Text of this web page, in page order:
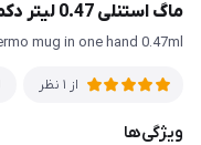
ماگ استنلی 0.47 لیتر دکمه ای
mug in one hand 0.47ml
از 1 نظر
ویژگی‌ها